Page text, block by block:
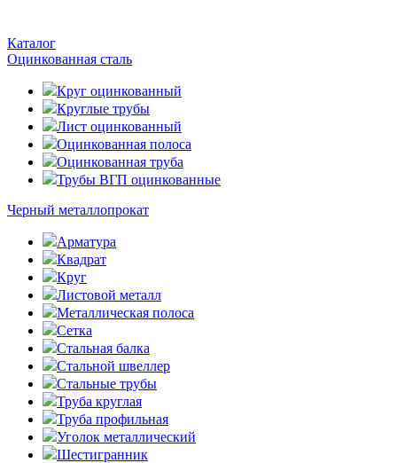
Каталог
Оцинкованная сталь
Круг оцинкованный
Круглые трубы
Лист оцинкованный
Оцинкованная полоса
Оцинкованная труба
Трубы ВГП оцинкованные
Черный металлопрокат
Арматура
Квадрат
Круг
Листовой металл
Металлическая полоса
Сетка
Стальная балка
Стальной швеллер
Стальные трубы
Труба круглая
Труба профильная
Уголок металлический
Шестигранник